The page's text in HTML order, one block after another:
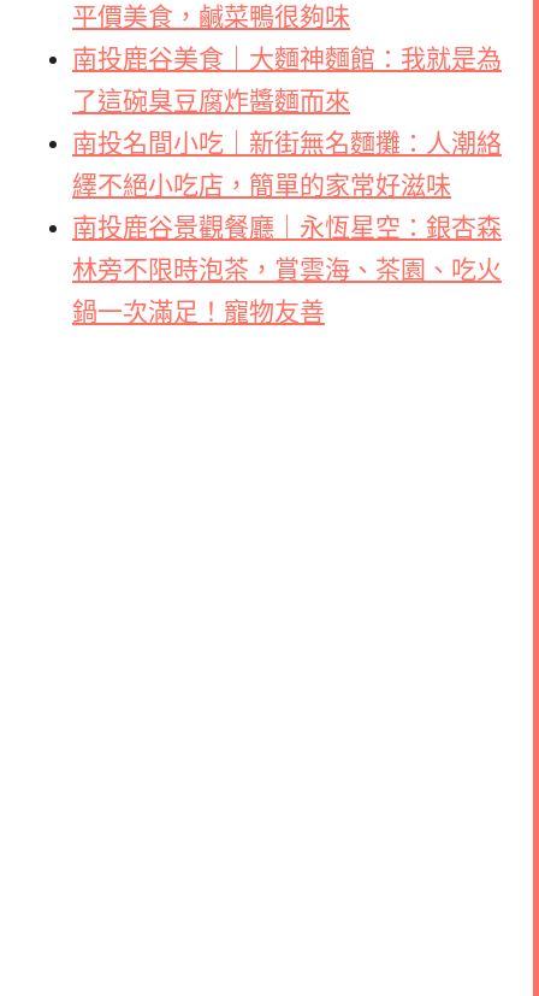
平價美食，鹹菜鴨很夠味
南投鹿谷美食｜大麵神麵館：我就是為
了這碗臭豆腐炸醬麵而來
南投名間小吃｜新街無名麵攤：人潮絡
繹不絕小吃店，簡單的家常好滋味
南投鹿谷景觀餐廳｜永恆星空：銀杏森
林旁不限時泡茶，賞雲海、茶園、吃火
鍋一次滿足！寵物友善